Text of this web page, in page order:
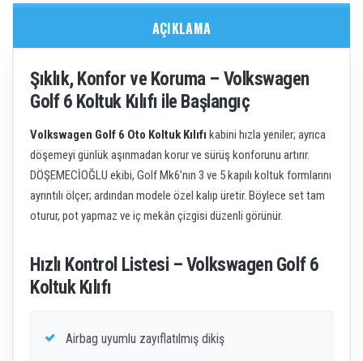
AÇIKLAMA
Şıklık, Konfor ve Koruma – Volkswagen
Golf 6 Koltuk Kılıfı ile Başlangıç
Volkswagen Golf 6 Oto Koltuk Kılıfı kabini hızla yeniler; ayrıca
döşemeyi günlük aşınmadan korur ve sürüş konforunu artırır.
DÖŞEMECİOĞLU ekibi, Golf Mk6’nın 3 ve 5 kapılı koltuk formlarını
ayrıntılı ölçer; ardından modele özel kalıp üretir. Böylece set tam
oturur, pot yapmaz ve iç mekân çizgisi düzenli görünür.
Hızlı Kontrol Listesi – Volkswagen Golf 6
Koltuk Kılıfı
Airbag uyumlu zayıflatılmış dikiş